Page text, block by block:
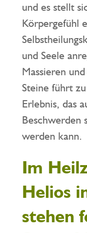
und es stellt
Körpergefühl
und Seele
Massieren
Steine führt
Erlebnis, das
Beschwerden
werden kann.
Im
Helios
stehen